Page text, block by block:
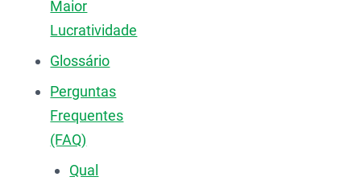
Maior
Lucratividade
Glossário
Perguntas
Frequentes
(FAQ)
Qual